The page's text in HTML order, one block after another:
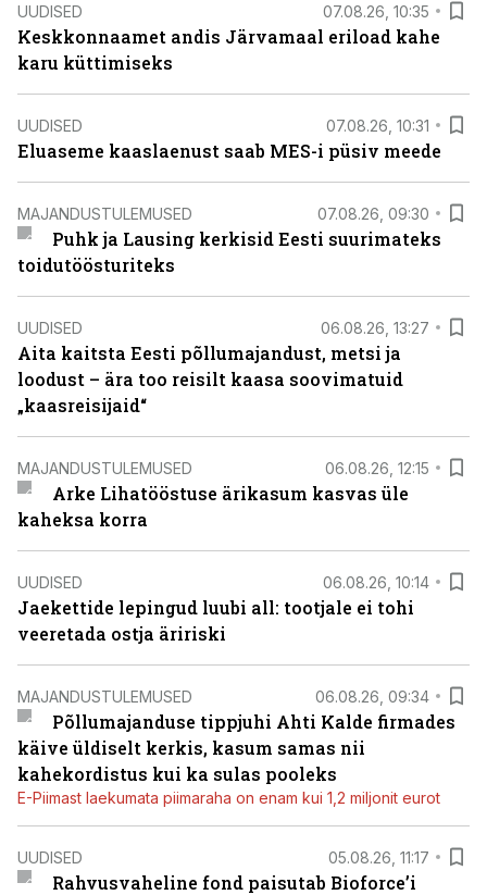
UUDISED 07.08.26, 10:35
Keskkonnaamet andis Järvamaal eriload kahe
karu küttimiseks
UUDISED 07.08.26, 10:31
Eluaseme kaaslaenust saab MES-i püsiv meede
MAJANDUSTULEMUSED 07.08.26, 09:30
Puhk ja Lausing kerkisid Eesti suurimateks
toidutöösturiteks
UUDISED 06.08.26, 13:27
Aita kaitsta Eesti põllumajandust, metsi ja
loodust – ära too reisilt kaasa soovimatuid
„kaasreisijaid“
MAJANDUSTULEMUSED 06.08.26, 12:15
Arke Lihatööstuse ärikasum kasvas üle
kaheksa korra
UUDISED 06.08.26, 10:14
Jaekettide lepingud luubi all: tootjale ei tohi
veeretada ostja äririski
MAJANDUSTULEMUSED 06.08.26, 09:34
Põllumajanduse tippjuhi Ahti Kalde firmades
käive üldiselt kerkis, kasum samas nii
kahekordistus kui ka sulas pooleks
E-Piimast laekumata piimaraha on enam kui 1,2 miljonit eurot
UUDISED 05.08.26, 11:17
Rahvusvaheline fond paisutab Bioforce’i